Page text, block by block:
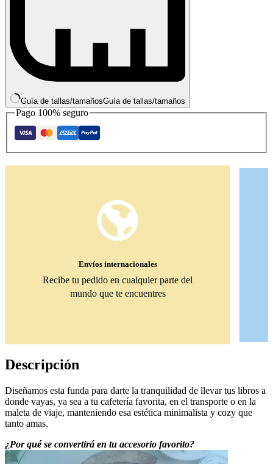
Guía de tallas/tamañosGuía de tallas/tamaños
Pago 100% seguro
Envíos internacionales
Recibe tu pedido en cualquier parte del
mundo que te encuentres
Descripción
Diseñamos esta funda para darte la tranquilidad de llevar tus libros a
donde vayas, ya sea a tu cafetería favorita, en el transporte o en la
maleta de viaje, manteniendo esa estética minimalista y cozy que
tanto amas.
¿Por qué se convertirá en tu accesorio favorito?